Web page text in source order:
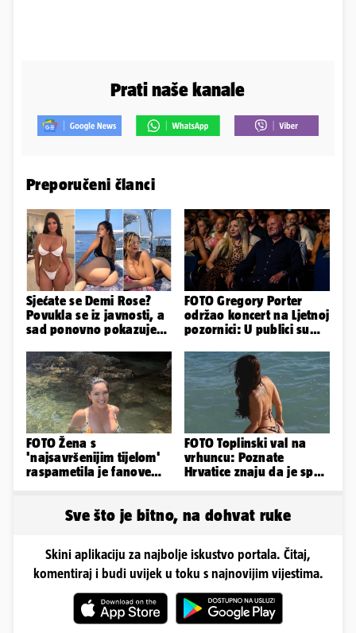
Prati naše kanale
Preporučeni članci
Sjećate se Demi Rose?
Povukla se iz javnosti, a
sad ponovno pokazuje
FOTO Gregory Porter
održao koncert na Ljetnoj
pozornici: U publici su
FOTO Žena s
'najsavršenijim tijelom'
raspametila je fanove
FOTO Toplinski val na
vrhuncu: Poznate
Hrvatice znaju da je spas
Sve što je bitno, na dohvat ruke
Skini aplikaciju za najbolje iskustvo portala. Čitaj,
komentiraj i budi uvijek u toku s najnovijim vijestima.